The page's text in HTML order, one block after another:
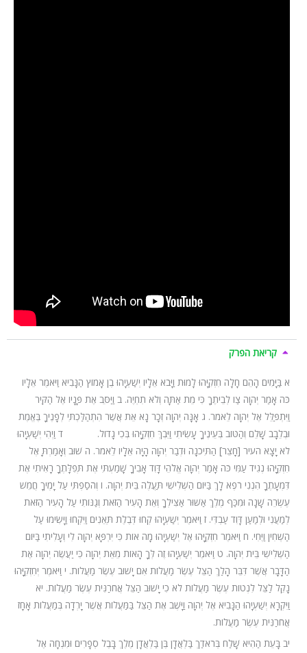
קריאת הפרק
א בַּיָּמִים הָהֵם חָלָה חִזְקִיָּהוּ לָמוּת וַיָּבֹא אֵלָיו יְשַׁעְיָהוּ בֶן אָמוֹץ הַנָּבִיא וַיֹּאמֶר אֵלָיו
כֹּה אָמַר יְהוָה צַו לְבֵיתֶךָ כִּי מֵת אַתָּה וְלֹא תִחְיֶה. ב וַיַּסֵּב אֶת פָּנָיו אֶל הַקִּיר
וַיִּתְפַּלֵּל אֶל יְהוָה לֵאמֹר. ג אָנָּה יְהוָה זְכָר נָא אֵת אֲשֶׁר הִתְהַלַּכְתִּי לְפָנֶיךָ בֶּאֱמֶת
וּבְלֵבָב שָׁלֵם וְהַטּוֹב בְּעֵינֶיךָ עָשִׂיתִי וַיֵּבְךְּ חִזְקִיָּהוּ בְּכִי גָדוֹל. ד וַיְהִי יְשַׁעְיָהוּ
לֹא יָצָא העיר [חָצֵר] הַתִּיכֹנָה וּדְבַר יְהוָה הָיָה אֵלָיו לֵאמֹר. ה שׁוּב וְאָמַרְתָּ אֶל
חִזְקִיָּהוּ נְגִיד עַמִּי כֹּה אָמַר יְהוָה אֱלֹהֵי דָּוִד אָבִיךָ שָׁמַעְתִּי אֶת תְּפִלָּתֶךָ רָאִיתִי אֶת
דִּמְעָתֶךָ הִנְנִי רֹפֶא לָךְ בַּיּוֹם הַשְּׁלִישִׁי תַּעֲלֶה בֵּית יְהוָה. ו וְהֹסַפְתִּי עַל יָמֶיךָ חֲמֵשׁ
עֶשְׂרֵה שָׁנָה וּמִכַּף מֶלֶךְ אַשּׁוּר אַצִּילְךָ וְאֵת הָעִיר הַזֹּאת וְגַנּוֹתִי עַל הָעִיר הַזֹּאת
לְמַעֲנִי וּלְמַעַן דָּוִד עַבְדִּי. ז וַיֹּאמֶר יְשַׁעְיָהוּ קְחוּ דְּבֶלֶת תְּאֵנִים וַיִּקְחוּ וַיָּשִׂימוּ עַל
הַשְּׁחִין וַיֶּחִי. ח וַיֹּאמֶר חִזְקִיָּהוּ אֶל יְשַׁעְיָהוּ מָה אוֹת כִּי יִרְפָּא יְהוָה לִי וְעָלִיתִי בַּיּוֹם
הַשְּׁלִישִׁי בֵּית יְהוָה. ט וַיֹּאמֶר יְשַׁעְיָהוּ זֶה לְּךָ הָאוֹת מֵאֵת יְהוָה כִּי יַעֲשֶׂה יְהוָה אֶת
הַדָּבָר אֲשֶׁר דִּבֵּר הָלַךְ הַצֵּל עֶשֶׂר מַעֲלוֹת אִם יָשׁוּב עֶשֶׂר מַעֲלוֹת. י וַיֹּאמֶר יְחִזְקִיָּהוּ
נָקֵל לַצֵּל לִנְטוֹת עֶשֶׂר מַעֲלוֹת לֹא כִי יָשׁוּב הַצֵּל אֲחֹרַנִּית עֶשֶׂר מַעֲלוֹת. יא
וַיִּקְרָא יְשַׁעְיָהוּ הַנָּבִיא אֶל יְהוָה וַיָּשֶׁב אֶת הַצֵּל בַּמַּעֲלוֹת אֲשֶׁר יָרְדָה בְּמַעֲלוֹת אָחָז
אֲחֹרַנִּית עֶשֶׂר מַעֲלוֹת.
יב בָּעֵת הַהִיא שָׁלַח בְּרֹאדַךְ בַּלְאֲדָן בֶּן בַּלְאֲדָן מֶלֶךְ בָּבֶל סְפָרִים וּמִנְחָה אֶל